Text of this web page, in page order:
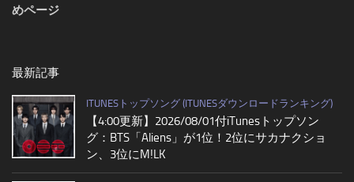
めページ
最新記事
ITUNESトップソング (ITUNESダウンロードランキング)
【4:00更新】2026/08/01付iTunesトップソン
グ：BTS「Aliens」が1位！2位にサカナクショ
ン、3位にM!LK